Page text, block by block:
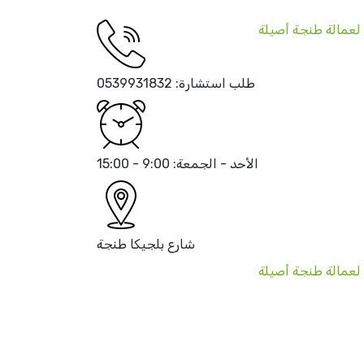
طلب استشارة: 0539931832
الأحد - الجمعة: 9:00 - 15:00
شارع بلجيكا طنجة